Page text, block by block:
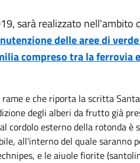
sarà realizzato nell'ambito
delle aree di
compreso tra la ferrovia
e che riporta la scritta
degli alberi da frutto già
cordolo esterno della rotonda è
all'interno del quale saranno
e le aiuole fiorite